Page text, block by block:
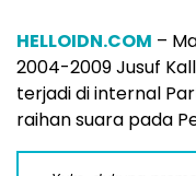
HELLOIDN.COM –
2004-2009 Jusuf
terjadi di internal
raihan suara pada